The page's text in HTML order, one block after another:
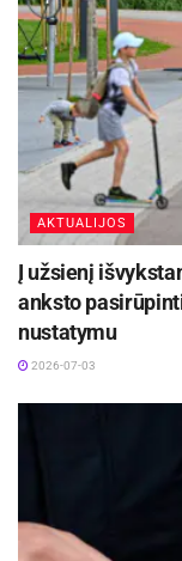
AKTUALIJOS
Į užsienį
anksto
nustatymu
2026-07-03